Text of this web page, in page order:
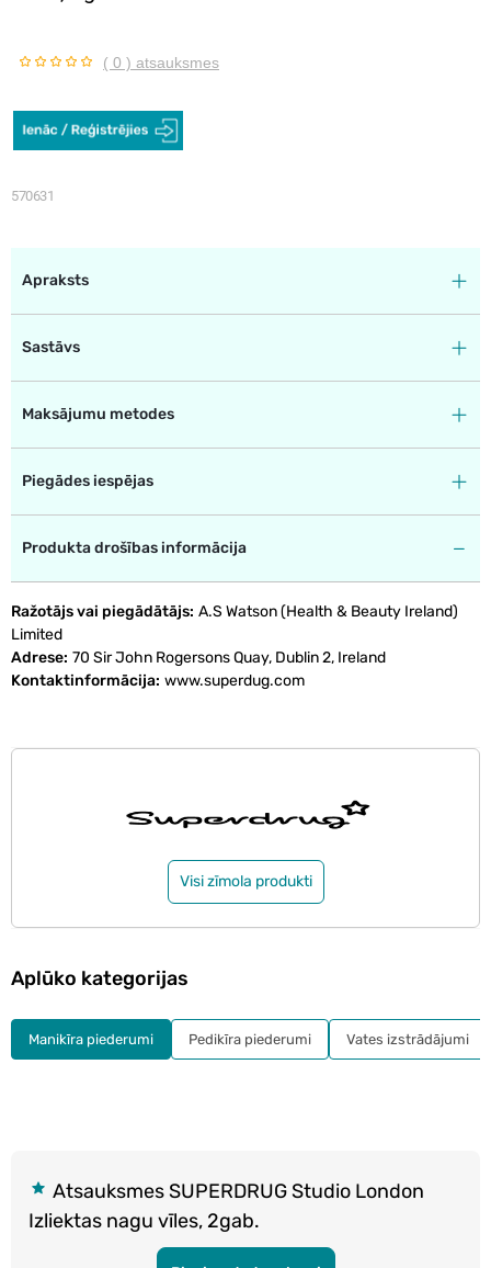
( 0 ) atsauksmes
570631
Apraksts
Sastāvs
Maksājumu metodes
Piegādes iespējas
Produkta drošības informācija
Ražotājs vai piegādātājs A.S Watson (Health & Beauty Ireland)
Limited
Adrese 70 Sir John Rogersons Quay, Dublin 2, Ireland
Kontaktinformācija www.superdug.com
Visi zīmola produkti
Atsauksmes SUPERDRUG Studio London
Izliektas nagu vīles, 2gab.
Aplūko kategorijas
Manikīra piederumi Pedikīra piederumi Vates izstrādājumi